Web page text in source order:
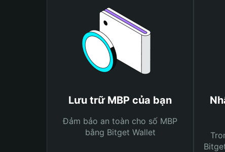
Lưu trữ MBP của bạn
Đảm bảo an toàn cho số MBP
bằng Bitget Wallet